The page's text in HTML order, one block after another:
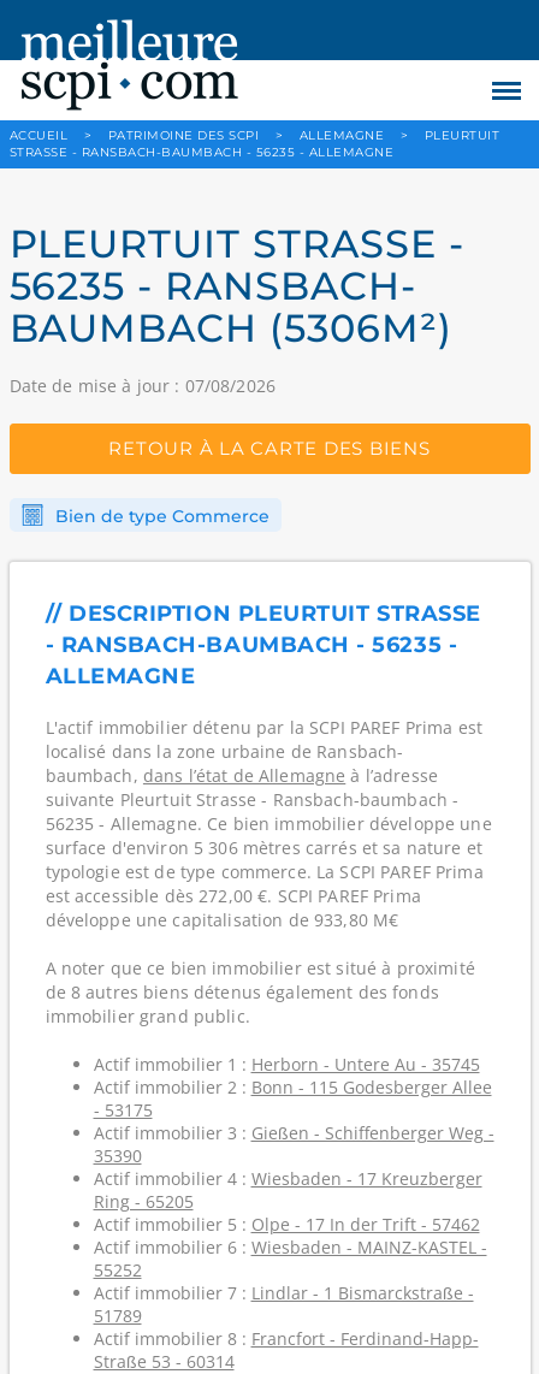
ACCUEIL > PATRIMOINE DES SCPI > ALLEMAGNE >
PLEURTUIT
STRASSE - RANSBACH-BAUMBACH - 56235 - ALLEMAGNE
PLEURTUIT STRASSE -
56235 - RANSBACH-
BAUMBACH (5306M²)
Date de mise à jour : 07/08/2026
RETOUR À LA CARTE DES BIENS
Bien de type Commerce
// DESCRIPTION PLEURTUIT STRASSE
- RANSBACH-BAUMBACH - 56235 -
ALLEMAGNE
L'actif immobilier détenu par la SCPI PAREF Prima est
localisé dans la zone urbaine de Ransbach-
baumbach, dans l’état de Allemagne à l’adresse
suivante Pleurtuit Strasse - Ransbach-baumbach -
56235 - Allemagne. Ce bien immobilier développe une
surface d'environ 5 306 mètres carrés et sa nature et
typologie est de type commerce. La SCPI PAREF Prima
est accessible dès 272,00 €. SCPI PAREF Prima
développe une capitalisation de 933,80 M€
A noter que ce bien immobilier est situé à proximité
de 8 autres biens détenus également des fonds
immobilier grand public.
Actif immobilier 1 : Herborn - Untere Au - 35745
Actif immobilier 2 : Bonn - 115 Godesberger Allee
- 53175
Actif immobilier 3 : Gießen - Schiffenberger Weg -
35390
Actif immobilier 4 : Wiesbaden - 17 Kreuzberger
Ring - 65205
Actif immobilier 5 : Olpe - 17 In der Trift - 57462
Actif immobilier 6 : Wiesbaden - MAINZ-KASTEL -
55252
Actif immobilier 7 : Lindlar - 1 Bismarckstraße -
51789
Actif immobilier 8 : Francfort - Ferdinand-Happ-
Straße 53 - 60314